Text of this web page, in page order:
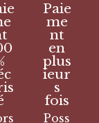
Paie
me
nt
en
plus
ieur
s
fois
Poss